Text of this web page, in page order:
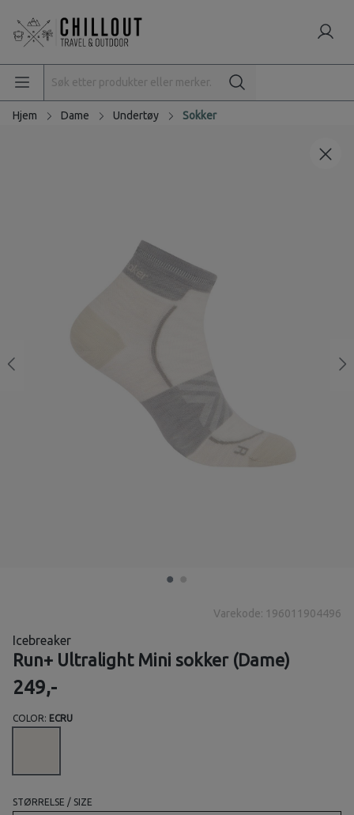
Hjem Dame Undertøy Sokker
Varekode: 196011904496
Icebreaker
Run+ Ultralight Mini sokker (Dame)
249,-
COLOR: ECRU
STØRRELSE / SIZE